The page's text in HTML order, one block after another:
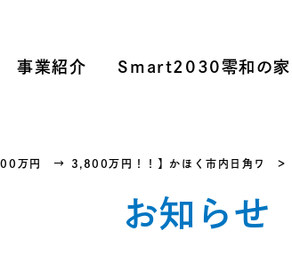
事業紹介 Smart2030零和の家
万円 → 3,800万円！！】かほく市内日角ワ
お知らせ